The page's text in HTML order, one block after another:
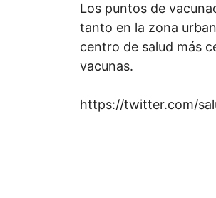
Los puntos de
tanto en la zona
centro de salud más
vacunas.
https://twitter.com/